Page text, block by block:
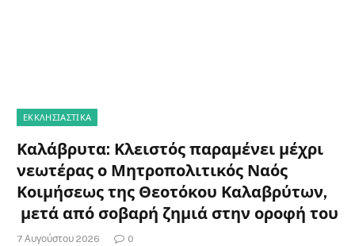
ΕΚΚΛΗΣΙΑΣΤΙΚΑ
Καλάβρυτα: Κλειστός παραμένει μέχρι
νεωτέρας ο Μητροπολιτικός Ναός
Κοιμήσεως της Θεοτόκου Καλαβρύτων,
μετά από σοβαρή ζημιά στην οροφή του
7 Αυγούστου 2026 0